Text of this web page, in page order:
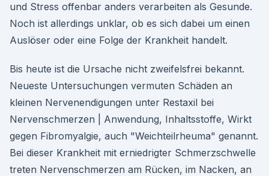
und Stress offenbar anders verarbeiten als Gesunde.
Noch ist allerdings unklar, ob es sich dabei um einen
Auslöser oder eine Folge der Krankheit handelt.
Bis heute ist die Ursache nicht zweifelsfrei bekannt.
Neueste Untersuchungen vermuten Schäden an
kleinen Nervenendigungen unter Restaxil bei
Nervenschmerzen | Anwendung, Inhaltsstoffe, Wirkt
gegen Fibromyalgie, auch "Weichteilrheuma" genannt.
Bei dieser Krankheit mit erniedrigter Schmerzschwelle
treten Nervenschmerzen am Rücken, im Nacken, an